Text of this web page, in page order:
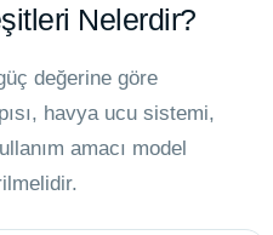
Nelerdir?
değerine göre
havya ucu sistemi,
amacı model